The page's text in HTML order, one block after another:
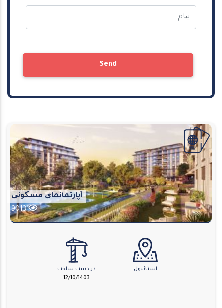
Send
آپارتمانهای مسکونی
9013
استانبول
در دست ساخت
12/10/1403